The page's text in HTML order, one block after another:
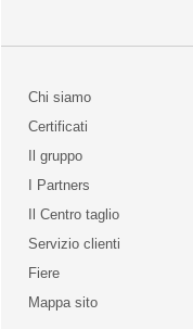
Chi siamo
qualità
Certificati
Il gruppo
I Partners
Il Centro taglio
Servizio clienti
Fiere
Mappa sito